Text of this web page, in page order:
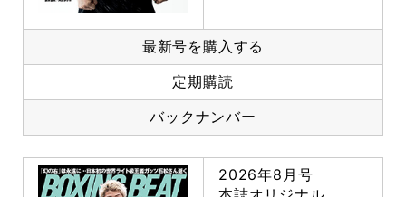
最新号を購入する
定期購読
バックナンバー
2026年8月号